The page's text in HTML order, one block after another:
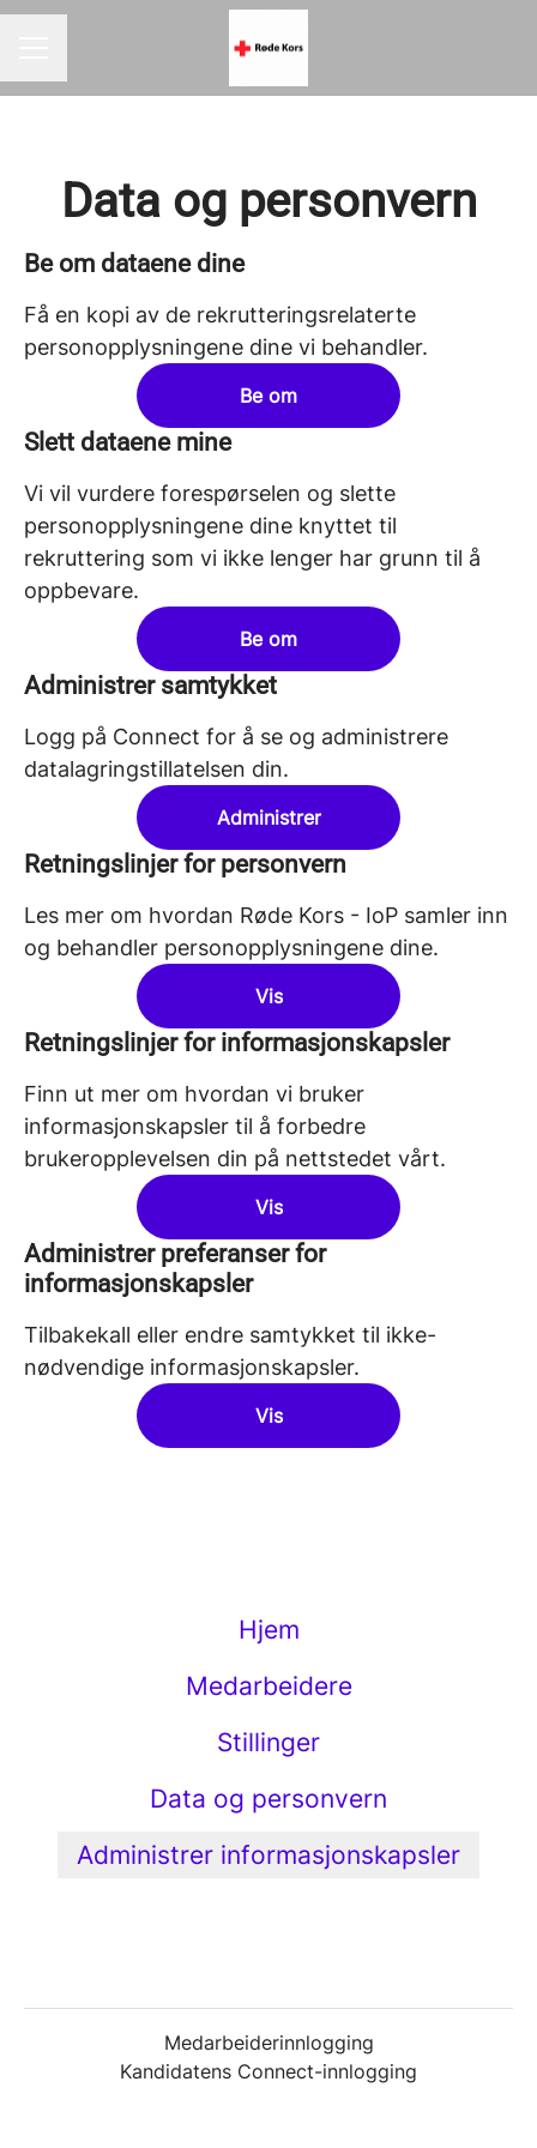
Data og personvern
Be om dataene dine
Få en kopi av de rekrutteringsrelaterte
personopplysningene dine vi behandler.
Be om
Slett dataene mine
Vi vil vurdere forespørselen og slette
personopplysningene dine knyttet til
rekruttering som vi ikke lenger har grunn til å
oppbevare.
Be om
Administrer samtykket
Logg på Connect for å se og administrere
datalagringstillatelsen din.
Administrer
Retningslinjer for personvern
Les mer om hvordan Røde Kors - IoP samler inn
og behandler personopplysningene dine.
Vis
Retningslinjer for informasjonskapsler
Finn ut mer om hvordan vi bruker
informasjonskapsler til å forbedre
brukeropplevelsen din på nettstedet vårt.
Vis
Administrer preferanser for
informasjonskapsler
Tilbakekall eller endre samtykket til ikke-
nødvendige informasjonskapsler.
Vis
Hjem
Medarbeidere
Stillinger
Data og personvern
Administrer informasjonskapsler
Medarbeiderinnlogging
Kandidatens Connect-innlogging